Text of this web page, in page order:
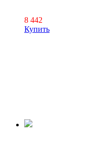
8 442
Купить